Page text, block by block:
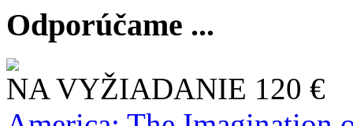
Odporúčame ...
NA VYŽIADANIE 120 €